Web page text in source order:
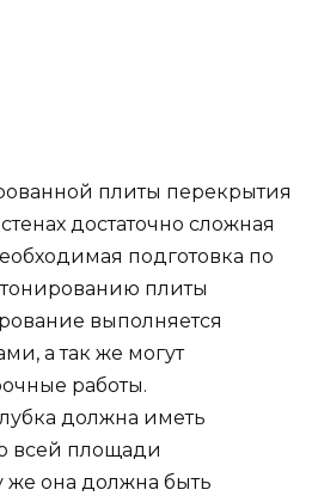
плиты перекрытия
достаточно сложная
подготовка по
плиты
выполняется
а так же могут
работы.
должна иметь
всей площади
же она должна быть